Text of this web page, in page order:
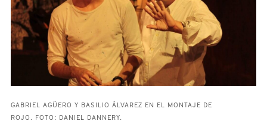
GABRIEL AGÜERO Y BASILIO ÁLVAREZ EN EL MONTAJE DE
ROJO. FOTO: DANIEL DANNERY.